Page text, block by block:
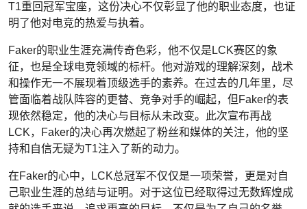
T1重回冠军宝座，这份决心不仅彰显了他的职业态度，也证
明了他对电竞的热爱与执着。
Faker的职业生涯充满传奇色彩，他不仅是LCK赛区的象
征，也是全球电竞领域的标杆。他对游戏的理解深刻，战术
和操作无一不展现着顶级选手的素养。在过去的几年里，尽
管面临着战队阵容的更替、竞争对手的崛起，但Faker的表
现依然稳定，他的决心与目标从未改变。此次宣布再战
LCK，Faker的决心再次燃起了粉丝和媒体的关注，他的坚
持和自信无疑为T1注入了新的动力。
在Faker的心中，LCK总冠军不仅仅是一项荣誉，更是对自
己职业生涯的总结与证明。对于这位已经取得过无数辉煌成